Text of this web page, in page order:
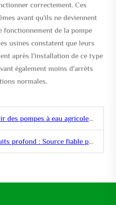
correctement. Ces
avant qu'ils ne deviennent
fonctionnement de la pompe
usines constatent que leurs
après l'installation de ce type
également moins d'arrêts
normales.
à eau agricoles ? Points clés à retenir !
fiable pour l'extraction d'eau souterraine